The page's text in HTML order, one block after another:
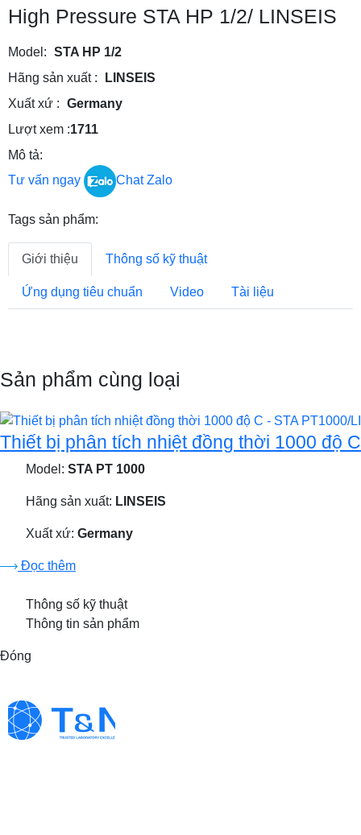
High Pressure STA HP 1/2/ LINSEIS
Model: STA HP 1/2
Hãng sản xuất :
LINSEIS
Xuất xứ : Germany
Lượt xem :1711
Mô tả:
Tư vấn ngay
Chat Zalo
Tags sản phẩm:
Giới thiệu Thông số kỹ thuật
Ứng dụng tiêu chuẩn Video Tài liệu
Sản phẩm cùng loại
Thiết bị phân tích nhiệt đồng thời 1000 độ
Model: STA PT 1000
Hãng sản xuất: LINSEIS
Xuất xứ: Germany
Đọc thêm
Thông số kỹ thuật
Thông tin sản phẩm
Đóng